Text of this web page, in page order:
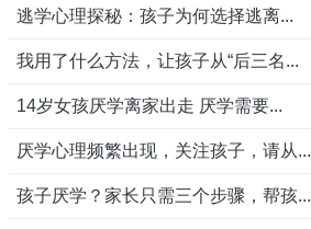
逃学心理探秘：孩子为何选择逃离...
我用了什么方法，让孩子从“后三名...
14岁女孩厌学离家出走 厌学需要...
厌学心理频繁出现，关注孩子，请从...
孩子厌学？家长只需三个步骤，帮孩...